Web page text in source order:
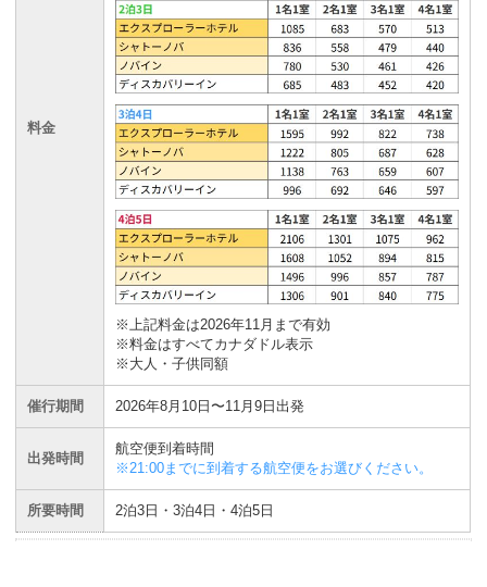
料金
※上記料金は2026年11月まで有効
※料金はすべてカナダドル表示
※大人・子供同額
催行期間 2026年8月10日〜11月9日出発
出発時間
航空便到着時間
※21:00までに到着する航空便をお選びください。
所要時間 2泊3日・3泊4日・4泊5日